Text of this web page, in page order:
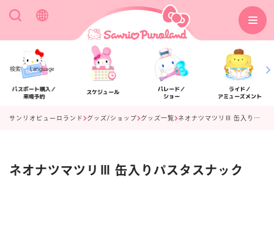
検索 Language
パスポート購入／
来場予約
スケジュール
パレード／
ショー
ライド／
アミューズメント
アクセス フロアマップ
サンリオピューロランド グッズ/ショップ グッズ一覧 ネオナツマツリⅢ 缶入りパスタスナック
ネオナツマツリⅢ 缶入りパスタスナック